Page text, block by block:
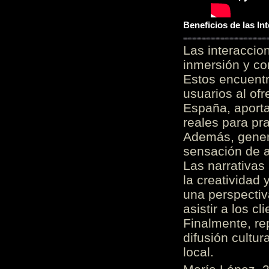
Beneficios de las
Las
inmersión y
Estos
usuarios al
España,
reales para
Además,
sensación de
Las
la creatividad
una
asistir a los
Finalmente,
difusión
local.